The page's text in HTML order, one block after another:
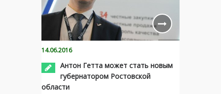
14.06.2016
Антон Гетта может стать новым
губернатором Ростовской
области